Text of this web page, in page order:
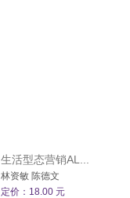
生活型态营销AL...
林资敏 陈德文
定价：18.00 元